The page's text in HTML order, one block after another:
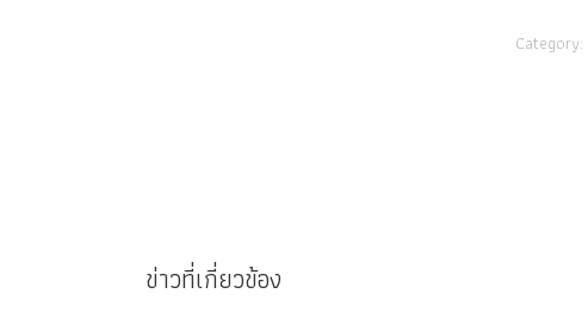
Category:
ข่าวที่เกี่ยวข้อง